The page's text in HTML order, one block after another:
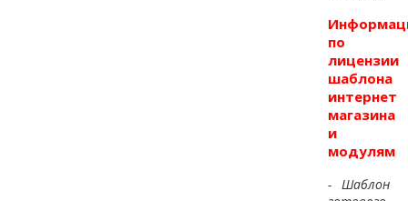
по
лицензии
шаблона
интернет
магазина
и
модулям
- Шаблон